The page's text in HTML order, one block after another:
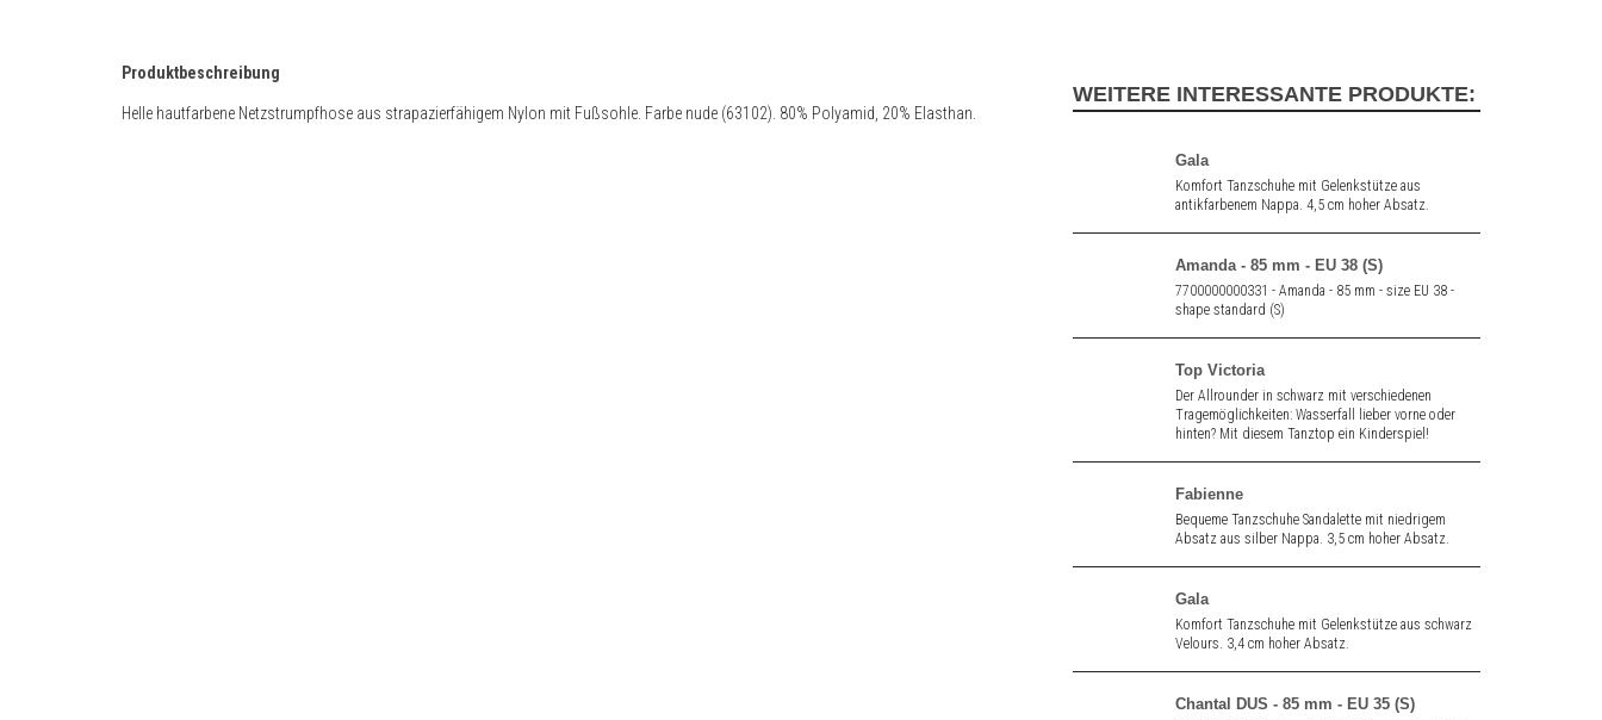
Produktbeschreibung
Helle hautfarbene Netzstrumpfhose aus strapazierfähigem Nylon mit Fußsohle. Farbe nude (63102). 80% Polyamid, 20% Elasthan.
WEITERE INTERESSANTE PRODUKTE:
Gala
Komfort Tanzschuhe mit Gelenkstütze aus
antikfarbenem Nappa. 4,5 cm hoher Absatz.
Amanda - 85 mm - EU 38 (S)
7700000000331 - Amanda - 85 mm - size EU 38 -
shape standard (S)
Top Victoria
Der Allrounder in schwarz mit verschiedenen
Tragemöglichkeiten: Wasserfall lieber vorne oder
hinten? Mit diesem Tanztop ein Kinderspiel!
Fabienne
Bequeme Tanzschuhe Sandalette mit niedrigem
Absatz aus silber Nappa. 3,5 cm hoher Absatz.
Gala
Komfort Tanzschuhe mit Gelenkstütze aus schwarz
Velours. 3,4 cm hoher Absatz.
Chantal DUS - 85 mm - EU 35 (S)